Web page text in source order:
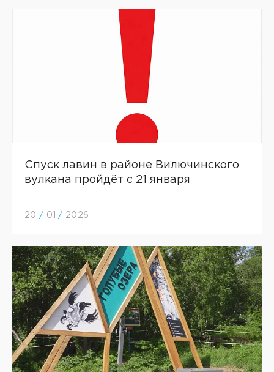
Спуск лавин в районе Вилючинского
вулкана пройдёт с 21 января
20 / 01 / 2026